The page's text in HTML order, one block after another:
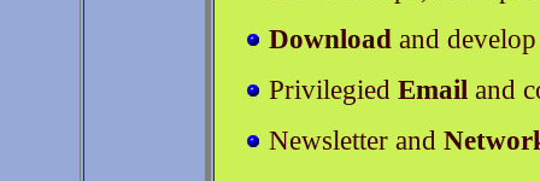
Download and
Privilegied Email and
Newsletter and